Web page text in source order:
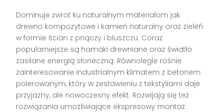
Dominuje zwrot ku naturalnym materiałom jak
drewno kompozytowe i kamień naturalny oraz zieleń
w formie ścian z pnączy i bluszczu. Coraz
popularniejsze są hamaki drewniane oraz światło
zasilane energią słoneczną. Równolegle rośnie
zainteresowanie industrialnym klimatem z betonem
polerowanym, który w zestawieniu z tekstyliami daje
przyjazny, ale nowoczesny efekt. Rozwijają się też
rozwiązania umożliwiające ekspresowy montaż